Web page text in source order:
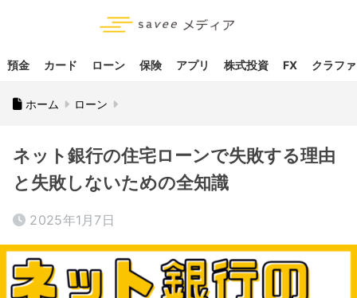
預金 カード ローン 保険 アプリ 株式投資 FX クラフ
ホーム ローン
ネット銀行の住宅ローンで失敗する理由
と失敗しないための全知識
2025年1月7日